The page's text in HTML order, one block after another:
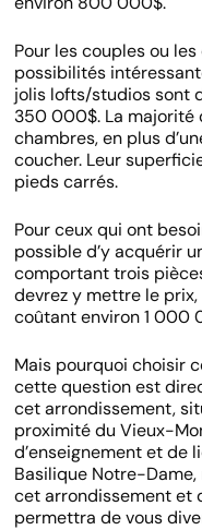
Pour les couples ou
possibilités
jolis lofts/studios sont
350 000$. La majorité
chambres, en plus
coucher. Leur
pieds carrés.
Pour ceux qui ont
possible d’y acquérir
comportant trois
devrez y mettre le
coûtant environ 1 000
Mais pourquoi choisir
cette question est
cet arrondissement,
proximité du Vieux-
d’enseignement et de
Basilique Notre-
cet arrondissement et
permettra de vous